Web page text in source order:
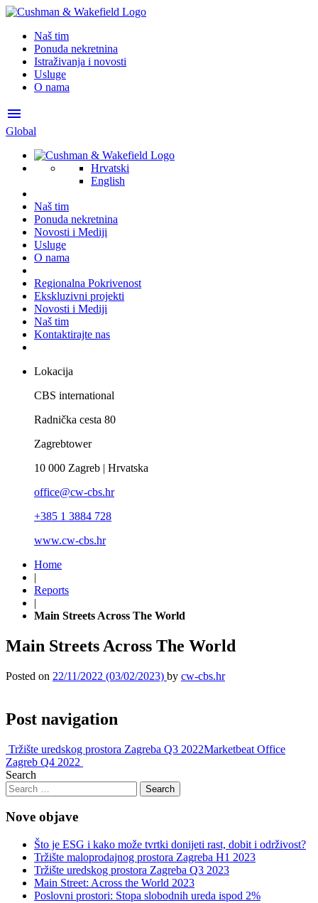
Naš tim
Ponuda nekretnina
Istraživanja i novosti
Usluge
O nama
menu
Global
Hrvatski
English
Naš tim
Ponuda nekretnina
Novosti i Mediji
Usluge
O nama
Regionalna Pokrivenost
Ekskluzivni projekti
Novosti i Mediji
Naš tim
Kontaktirajte nas
Lokacija
CBS international
Radnička cesta 80
Zagrebtower
10 000 Zagreb | Hrvatska
office@cw-cbs.hr
+385 1 3884 728
www.cw-cbs.hr
Home
|
Reports
|
Main Streets Across The World
Main Streets Across The World
Posted on 22/11/2022 (03/02/2023) by cw-cbs.hr
Post navigation
Tržište uredskog prostora Zagreba Q3 2022Marketbeat Office
Zagreb Q4 2022
Search
Nove objave
Što je ESG i kako može tvrtki donijeti rast, dobit i održivost?
Tržište maloprodajnog prostora Zagreba H1 2023
Tržište uredskog prostora Zagreba Q3 2023
Main Street: Across the World 2023
Poslovni prostori: Stopa slobodnih ureda ispod 2%